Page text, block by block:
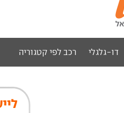
דו-גלגלי רכב לפי קטגוריה